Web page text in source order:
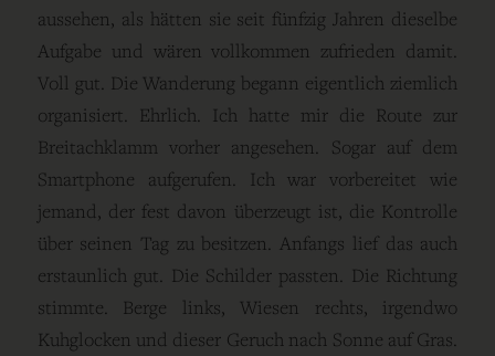
aussehen, als hätten sie seit fünfzig Jahren dieselbe
Aufgabe und wären vollkommen zufrieden damit.
Voll gut. Die Wanderung begann eigentlich ziemlich
organisiert. Ehrlich. Ich hatte mir die Route zur
Breitachklamm vorher angesehen. Sogar auf dem
Smartphone aufgerufen. Ich war vorbereitet wie
jemand, der fest davon überzeugt ist, die Kontrolle
über seinen Tag zu besitzen. Anfangs lief das auch
erstaunlich gut. Die Schilder passten. Die Richtung
stimmte. Berge links, Wiesen rechts, irgendwo
Kuhglocken und dieser Geruch nach Sonne auf Gras.